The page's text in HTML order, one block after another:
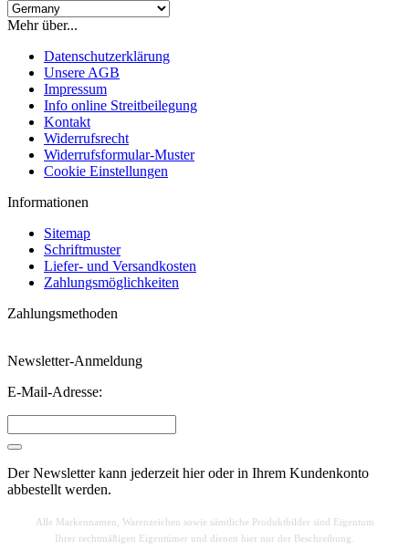
Mehr über...
Datenschutzerklärung
Unsere AGB
Impressum
Info online Streitbeilegung
Kontakt
Widerrufsrecht
Widerrufsformular-Muster
Cookie Einstellungen
Informationen
Sitemap
Schriftmuster
Liefer- und Versandkosten
Zahlungsmöglichkeiten
Zahlungsmethoden
Newsletter-Anmeldung
E-Mail-Adresse:
Der Newsletter kann jederzeit hier oder in Ihrem Kundenkonto
abbestellt werden.
Alle Markennamen, Warenzeichen sowie sämtliche Produktbilder sind Eigentum
Ihrer rechtmäßigen Eigentümer und dienen hier nur der Beschreibung.